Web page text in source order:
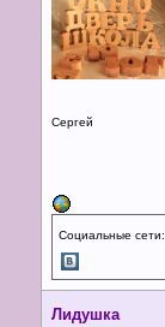
Сергей
Социальные сети:
Лидушка